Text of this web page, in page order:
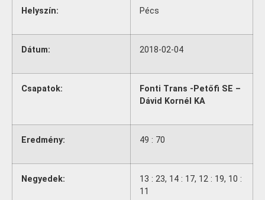
Helyszín: Pécs
Dátum: 2018-02-04
Csapatok:
Fonti Trans -Petőfi SE –
Dávid Kornél KA
Eredmény: 49 : 70
Negyedek:
13 : 23, 14 : 17, 12 : 19, 10 :
11